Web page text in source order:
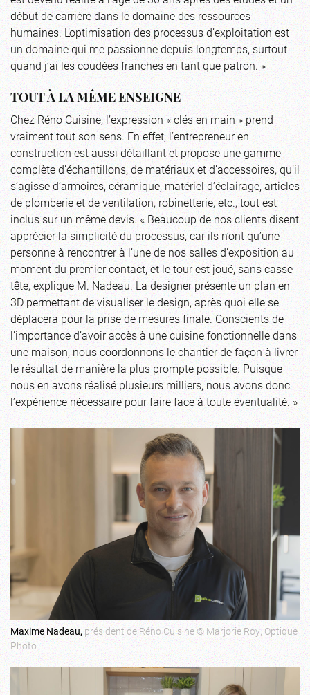
début de carrière dans le domaine des ressources
humaines. L’optimisation des processus d’exploitation est
un domaine qui me passionne depuis longtemps, surtout
quand j’ai les coudées franches en tant que patron. »
TOUT À LA MÊME ENSEIGNE
Chez Réno Cuisine, l’expression « clés en main » prend
vraiment tout son sens. En effet, l’entrepreneur en
construction est aussi détaillant et propose une gamme
complète d’échantillons, de matériaux et d’accessoires, qu’il
s’agisse d’armoires, céramique, matériel d’éclairage, articles
de plomberie et de ventilation, robinetterie, etc., tout est
inclus sur un même devis. « Beaucoup de nos clients disent
apprécier la simplicité du processus, car ils n’ont qu’une
personne à rencontrer à l’une de nos salles d’exposition au
moment du premier contact, et le tour est joué, sans casse-
tête, explique M. Nadeau. La designer présente un plan en
3D permettant de visualiser le design, après quoi elle se
déplacera pour la prise de mesures finale. Conscients de
l’importance d’avoir accès à une cuisine fonctionnelle dans
une maison, nous coordonnons le chantier de façon à livrer
le résultat de manière la plus prompte possible. Puisque
nous en avons réalisé plusieurs milliers, nous avons donc
l’expérience nécessaire pour faire face à toute éventualité. »
Maxime Nadeau,président de Réno Cuisine © Marjorie Roy, Optique
Photo